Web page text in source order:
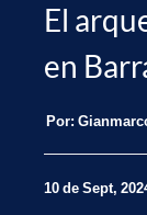
El
en
Por:
10 de Sept,